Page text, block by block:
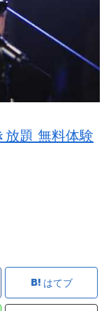
題 無料体験
はてブ